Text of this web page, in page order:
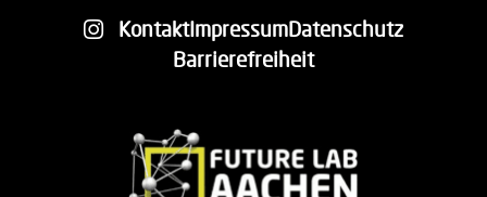
KontaktImpressumDatenschutz
Barrierefreiheit